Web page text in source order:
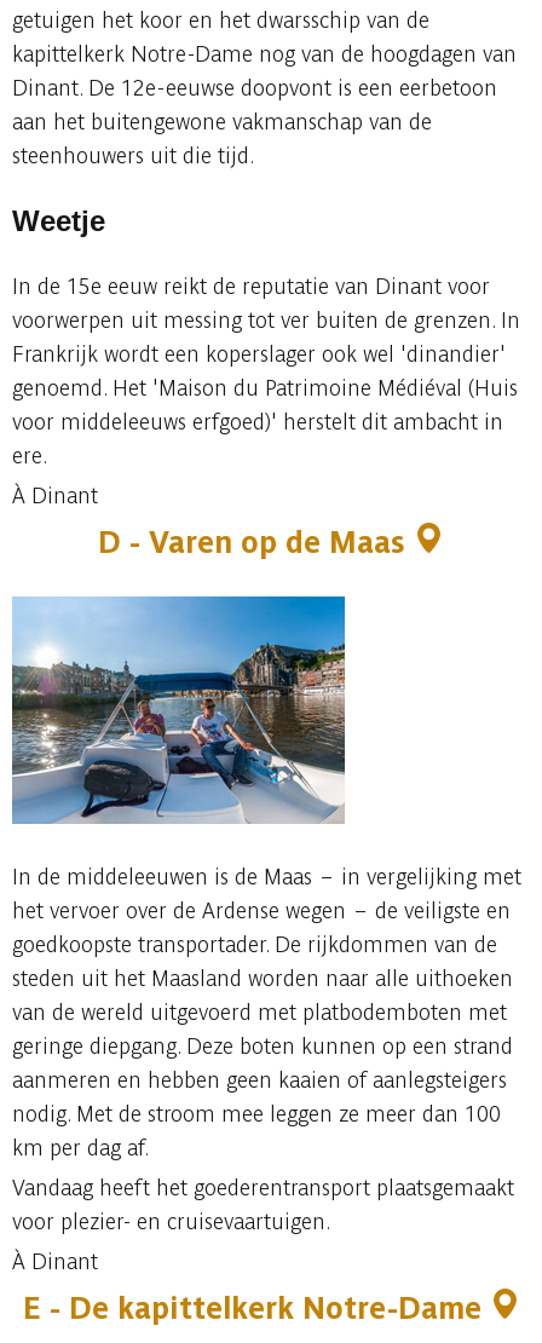
getuigen het koor en het dwarsschip van de
kapittelkerk Notre-Dame nog van de hoogdagen van
Dinant. De 12e-eeuwse doopvont is een eerbetoon
aan het buitengewone vakmanschap van de
steenhouwers uit die tijd.
Weetje
In de 15e eeuw reikt de reputatie van Dinant voor
voorwerpen uit messing tot ver buiten de grenzen. In
Frankrijk wordt een koperslager ook wel 'dinandier'
genoemd. Het 'Maison du Patrimoine Médiéval (Huis
voor middeleeuws erfgoed)' herstelt dit ambacht in
ere.
À Dinant
D - Varen op de Maas
In de middeleeuwen is de Maas – in vergelijking met
het vervoer over de Ardense wegen – de veiligste en
goedkoopste transportader. De rijkdommen van de
steden uit het Maasland worden naar alle uithoeken
van de wereld uitgevoerd met platbodemboten met
geringe diepgang. Deze boten kunnen op een strand
aanmeren en hebben geen kaaien of aanlegsteigers
nodig. Met de stroom mee leggen ze meer dan 100
km per dag af.
Vandaag heeft het goederentransport plaatsgemaakt
voor plezier- en cruisevaartuigen.
À Dinant
E - De kapittelkerk Notre-Dame